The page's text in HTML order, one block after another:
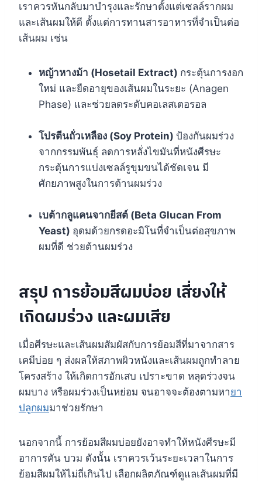
เราควรหันกลับมาบำรุงและรักษาตั้งแต่เซลล์รากผม
และเส้นผมให้ดี ตั้งแต่การทานสารอาหารที่จำเป็นต่อ
เส้นผม เช่น
หญ้าหางม้า (Hosetail Extract) กระตุ้นการงอก
ใหม่ และยืดอายุของเส้นผมในระยะ (Anagen
Phase) และช่วยลดระดับคอเลสเตอรอล
โปรตีนถั่วเหลือง (Soy Protein) ป้องกันผมร่วง
จากกรรมพันธุ์ ลดการหลั่งไขมันที่หนังศีรษะ
กระตุ้นการแบ่งเซลล์รูขุมขนได้ชัดเจน มี
ศักยภาพสูงในการต้านผมร่วง
เบต้ากลูแคนจากยีสต์ (Beta Glucan From
Yeast) อุดมด้วยกรดอะมิโนที่จำเป็นต่อสุขภาพ
ผมที่ดี ช่วยต้านผมร่วง
สรุป การย้อมสีผมบ่อย เสี่ยงให้
เกิดผมร่วง และผมเสีย
เมื่อศีรษะและเส้นผมสัมผัสกับการย้อมสีที่มาจากสาร
เคมีบ่อย ๆ ส่งผลให้สภาพผิวหนังและเส้นผมถูกทำลาย
โครงสร้าง ให้เกิดการอักเสบ เปราะขาด หลุดร่วงจน
ผมบาง หรือผมร่วงเป็นหย่อม จนอาจจะต้องตามหายา
ปลูกผมมาช่วยรักษา
นอกจากนี้ การย้อมสีผมบ่อยยังอาจทำให้หนังศีรษะมี
อาการคัน บวม ดังนั้น เราควรเว้นระยะเวลาในการ
ย้อมสีผมให้ไม่ถี่เกินไป เลือกผลิตภัณฑ์ดูแลเส้นผมที่มี